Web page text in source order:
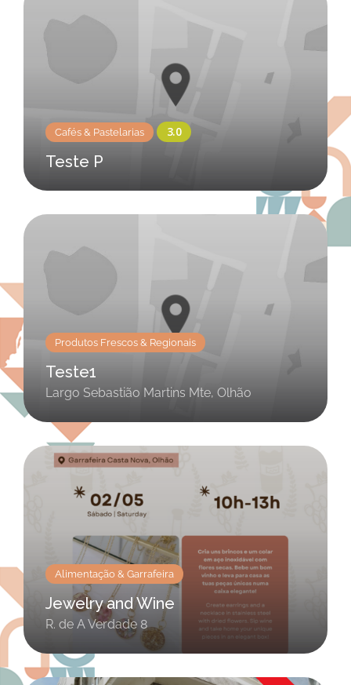
Cafés & Pastelarias
Teste P
Produtos Frescos & Regionais
Teste1
Largo Sebastião Martins Mte, Olhão
Alimentação & Garrafeira
Jewelry and Wine
R. de A Verdade 8